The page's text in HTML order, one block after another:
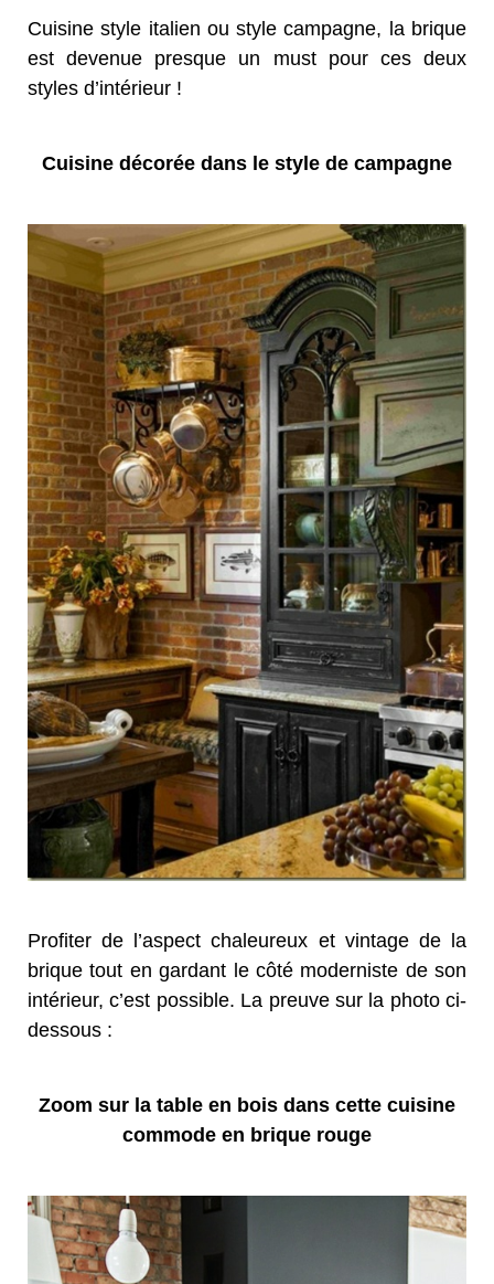
Cuisine style italien ou style campagne, la brique
est devenue presque un must pour ces deux
styles d’intérieur !
Cuisine décorée dans le style de campagne
Profiter de l’aspect chaleureux et vintage de la
brique tout en gardant le côté moderniste de son
intérieur, c’est possible. La preuve sur la photo ci-
dessous :
Zoom sur la table en bois dans cette cuisine
commode en brique rouge